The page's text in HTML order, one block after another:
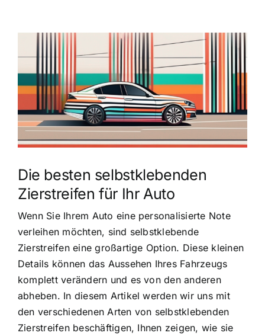
Zeige
grösseres
Bild
Die besten selbstklebenden
Zierstreifen für Ihr Auto
Wenn Sie Ihrem Auto eine personalisierte Note
verleihen möchten, sind selbstklebende
Zierstreifen eine großartige Option. Diese kleinen
Details können das Aussehen Ihres Fahrzeugs
komplett verändern und es von den anderen
abheben. In diesem Artikel werden wir uns mit
den verschiedenen Arten von selbstklebenden
Zierstreifen beschäftigen, Ihnen zeigen, wie sie